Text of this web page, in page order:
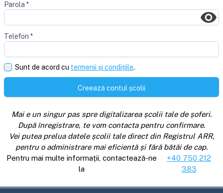
Parola *
Telefon *
Sunt de acord cu termenii și condițiile.
Creează contul școlii
Mai e un singur pas spre digitalizarea școlii tale de șoferi.
După înregistrare, te vom contacta pentru confirmare.
Vei putea prelua datele școlii tale direct din Registrul ARR,
pentru o administrare mai eficientă și fără bătăi de cap.
Pentru mai multe informații, contactează-ne
la
+40 750 212
383